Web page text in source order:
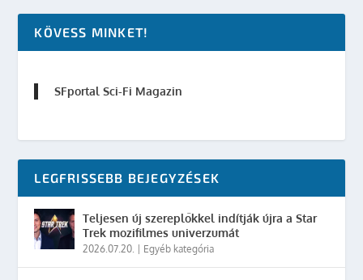
KÖVESS MINKET!
SFportal Sci-Fi Magazin
LEGFRISSEBB BEJEGYZÉSEK
Teljesen új szereplőkkel indítják újra a Star
Trek mozifilmes univerzumát
2026.07.20. Egyéb kategória